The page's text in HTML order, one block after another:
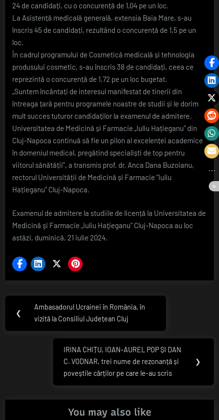
24 de candidați, cu o concurență de 1,04 pe un loc.
La Asistență medicală generală, extensia Baia Mare, s-au
înscris 45 de candidați, rezultând o concurență de 1,5 pe un
loc.
În cadrul programului de Cosmetică medicală și tehnologia
produsului cosmetic, s-au înscris 38 de candidați, ceea ce
reprezintă o concurență de 1,72 pe un loc bugetat.
„Suntem încântați de interesul manifestat de tinerii din
întreaga țară pentru programele noastre de studii și le dorim
mult succes tuturor candidaților la examenul de admitere.
Universitatea de Medicină și Farmacie „Iuliu Hațieganu” din
Cluj-Napoca continuă să fie un pilon al excelenței academice
în domeniul medical, pregătind specialiști de top pentru
viitorul sănătății”, a transmis prof. dr. Anca Dana Buzoianu,
rectorul Universității de Medicină și Farmacie “Iuliu
Hațieganu” Cluj-Napoca.
Examenul de admitere la studiile de licență la Universitatea de
Medicină şi Farmacie „Iuliu Haţieganu” Cluj-Napoca au loc
astăzi, duminică, 21 iulie 2024.
Navigare
articole
❮
Previous
Post:
Ambasadorul Ucrainei în România, în
vizită la Consiliul Județean Cluj
Next
Post:
IRINA CHIȚU, IOAN-AUREL POP ȘI DAN
C. VODNAR, trei nume de rezonanță și
poveștile cărților pe care le-au scris
❯
You may also like